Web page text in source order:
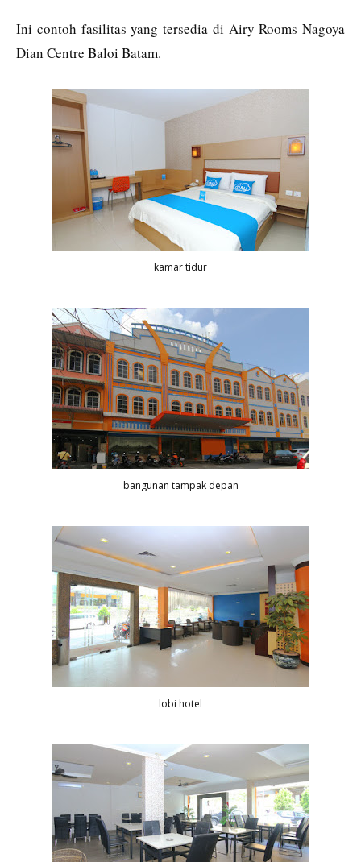
Ini contoh fasilitas yang tersedia di Airy Rooms Nagoya
Dian Centre Baloi Batam.
kamar tidur
bangunan tampak depan
lobi hotel